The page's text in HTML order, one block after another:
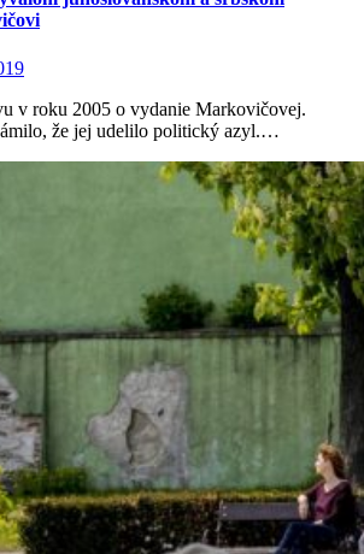
že jej udelilo politický azyl.…